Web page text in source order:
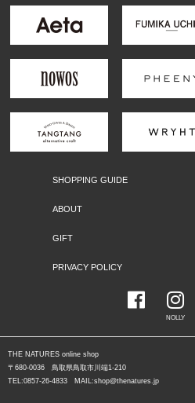
SHOPPING GUIDE
ABOUT
GIFT
PRIVACY POLICY
NOLLY
THE NATURES online shop
〒680-0036 鳥取県鳥取市川端1-210
TEL:0857-26-4833 MAIL:shop@thenatures.jp